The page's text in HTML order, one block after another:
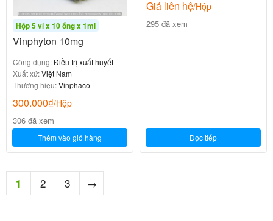
Hộp 5 vỉ x 10 ống x 1ml
Vinphyton 10mg
Công dụng:Điều trị xuất huyết
Xuất xứ:Việt Nam
Thương hiệu:Vinphaco
300.000₫/Hộp
306 đã xem
Thêm vào giỏ hàng
Giá liên hệ/Hộp
295 đã xem
Đọc tiếp
1 2 3 →